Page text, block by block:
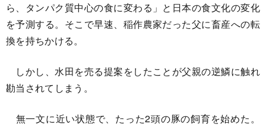
ら、タンパク質中心の食に変わる」と日本の食文化の変化
を予測する。そこで早速、稲作農家だった父に畜産への転
換を持ちかける。
しかし、水田を売る提案をしたことが父親の逆鱗に触れ
勘当されてしまう。
無一文に近い状態で、たった2頭の豚の飼育を始めた。